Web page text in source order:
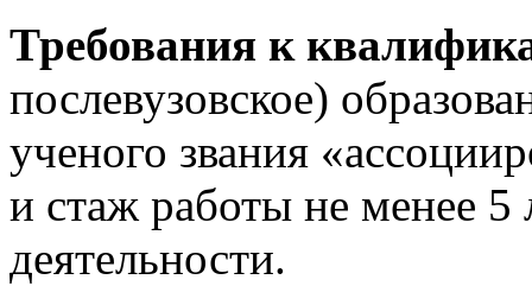
Требования к
послевузовское)
ученого звания
и стаж работы не менее 5
деятельности.